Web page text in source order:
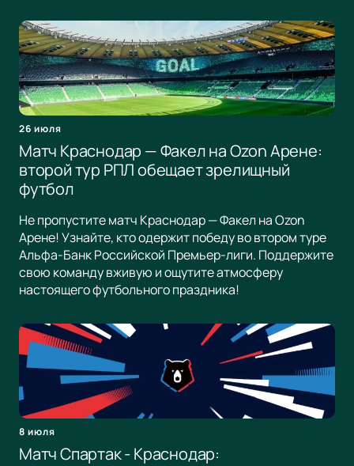
26 июля
Матч Краснодар — Факел на Ozon Арене:
второй тур РПЛ обещает зрелищный
футбол
Не пропустите матч Краснодар — Факел на Ozon
Арене! Узнайте, кто одержит победу во втором туре
Альфа-Банк Российской Премьер-лиги. Поддержите
свою команду вживую и ощутите атмосферу
настоящего футбольного праздника!
8 июля
Матч Спартак - Краснодар: